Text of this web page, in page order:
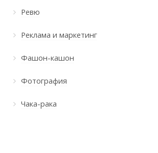
Ревю
Реклама и маркетинг
Фашон-кашон
Фотография
Чака-рака